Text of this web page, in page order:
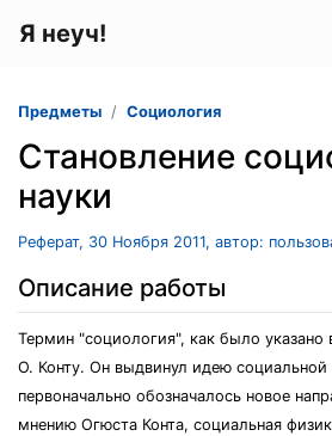
Я неуч!
Предметы Социология
Становление
науки
Реферат, 30 Ноября 2011, автор:
Описание работы
Термин "социология", как было указано
О. Конту. Он выдвинул идею социальной
первоначально обозначалось новое
мнению Огюста Конта, социальная